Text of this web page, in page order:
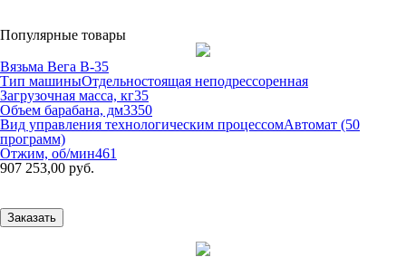
Популярные товары
Вязьма Вега В-35
Тип машиныОтдельностоящая неподрессоренная
Загрузочная масса, кг35
Объем барабана, дм3350
Вид управления технологическим процессомАвтомат (50
программ)
Отжим, об/мин461
907 253,00 руб.
Заказать